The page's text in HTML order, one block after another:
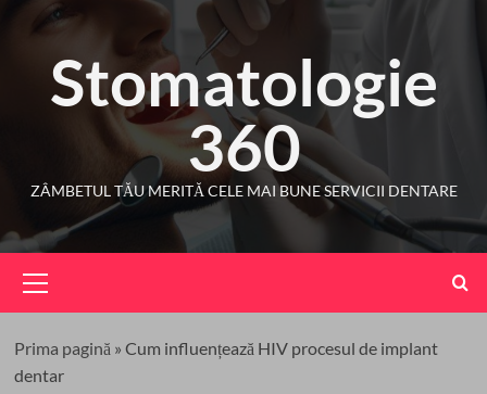
contentStomatologie
360
ZÂMBETUL TĂU MERITĂ CELE MAI BUNE SERVICII DENTARE
Menu
Prima pagină » Cum influențează HIV procesul de implant
dentar